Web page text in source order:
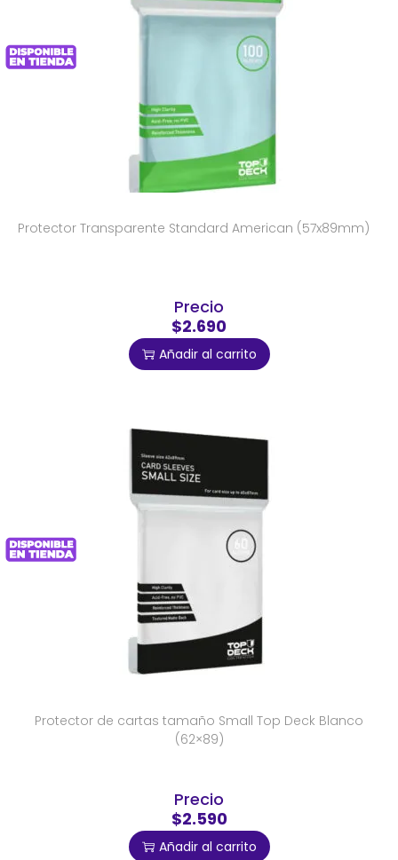
Protector Transparente Standard American (57x89mm)
Precio
$2.690
Añadir al carrito
Protector de cartas tamaño Small Top Deck Blanco
(62×89)
Precio
$2.590
Añadir al carrito